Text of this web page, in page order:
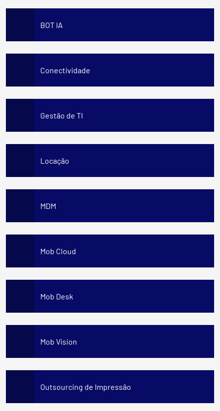
BOT IA
Conectividade
Gestão de TI
Locação
MDM
Mob Cloud
Mob Desk
Mob Vision
Outsourcing de Impressão